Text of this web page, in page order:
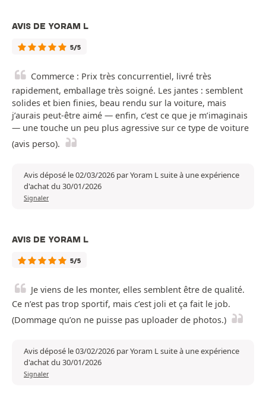
AVIS DE YORAM L
5/5
Commerce : Prix très concurrentiel, livré très
rapidement, emballage très soigné. Les jantes : semblent
solides et bien finies, beau rendu sur la voiture, mais
j’aurais peut-être aimé — enfin, c’est ce que je m’imaginais
— une touche un peu plus agressive sur ce type de voiture
(avis perso).
Avis déposé le 02/03/2026 par Yoram L suite à une expérience
d'achat du 30/01/2026
Signaler
AVIS DE YORAM L
5/5
Je viens de les monter, elles semblent être de qualité.
Ce n’est pas trop sportif, mais c’est joli et ça fait le job.
(Dommage qu’on ne puisse pas uploader de photos.)
Avis déposé le 03/02/2026 par Yoram L suite à une expérience
d'achat du 30/01/2026
Signaler